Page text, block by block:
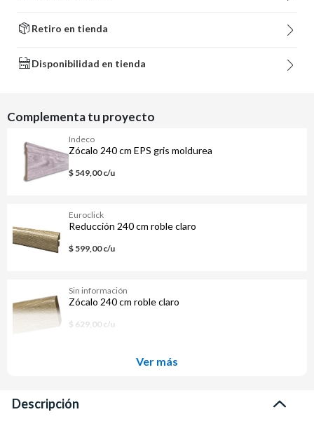
Retiro en tienda
Disponibilidad en tienda
Complementa tu proyecto
Indeco
Zócalo 240 cm EPS gris moldurea
$ 549,00 c/u
Euroclick
Reducción 240 cm roble claro
$ 599,00 c/u
Sin información
Zócalo 240 cm roble claro
$ 629,00 c/u
Ver más
Descripción